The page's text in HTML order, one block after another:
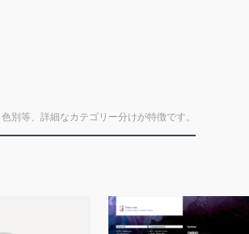
別等、詳細なカテゴリー分けが特徴です。